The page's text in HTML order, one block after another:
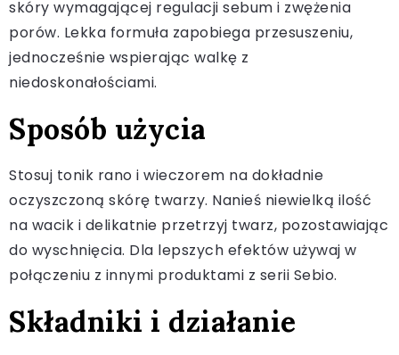
skóry wymagającej regulacji sebum i zwężenia
porów. Lekka formuła zapobiega przesuszeniu,
jednocześnie wspierając walkę z
niedoskonałościami.
Sposób użycia
Stosuj tonik rano i wieczorem na dokładnie
oczyszczoną skórę twarzy. Nanieś niewielką ilość
na wacik i delikatnie przetrzyj twarz, pozostawiając
do wyschnięcia. Dla lepszych efektów używaj w
połączeniu z innymi produktami z serii Sebio.
Składniki i działanie